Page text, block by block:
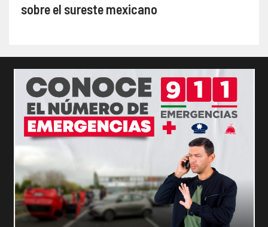
sobre el sureste mexicano